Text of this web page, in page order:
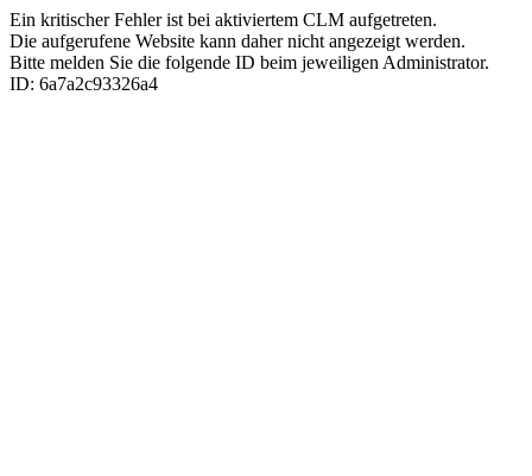
Ein kritischer Fehler ist bei aktiviertem CLM aufgetreten.
Die aufgerufene Website kann daher nicht angezeigt werden.
Bitte melden Sie die folgende ID beim jeweiligen Administrator.
ID: 6a7a2c93326a4